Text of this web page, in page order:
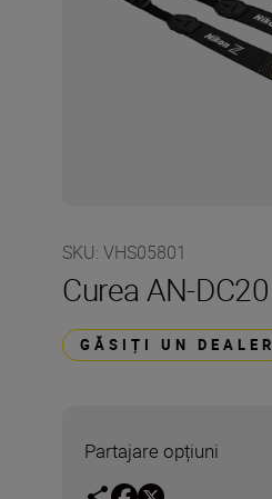
SKU: VHS05801
Curea AN-DC20
GĂSIȚI UN DEALER
Partajare opțiuni